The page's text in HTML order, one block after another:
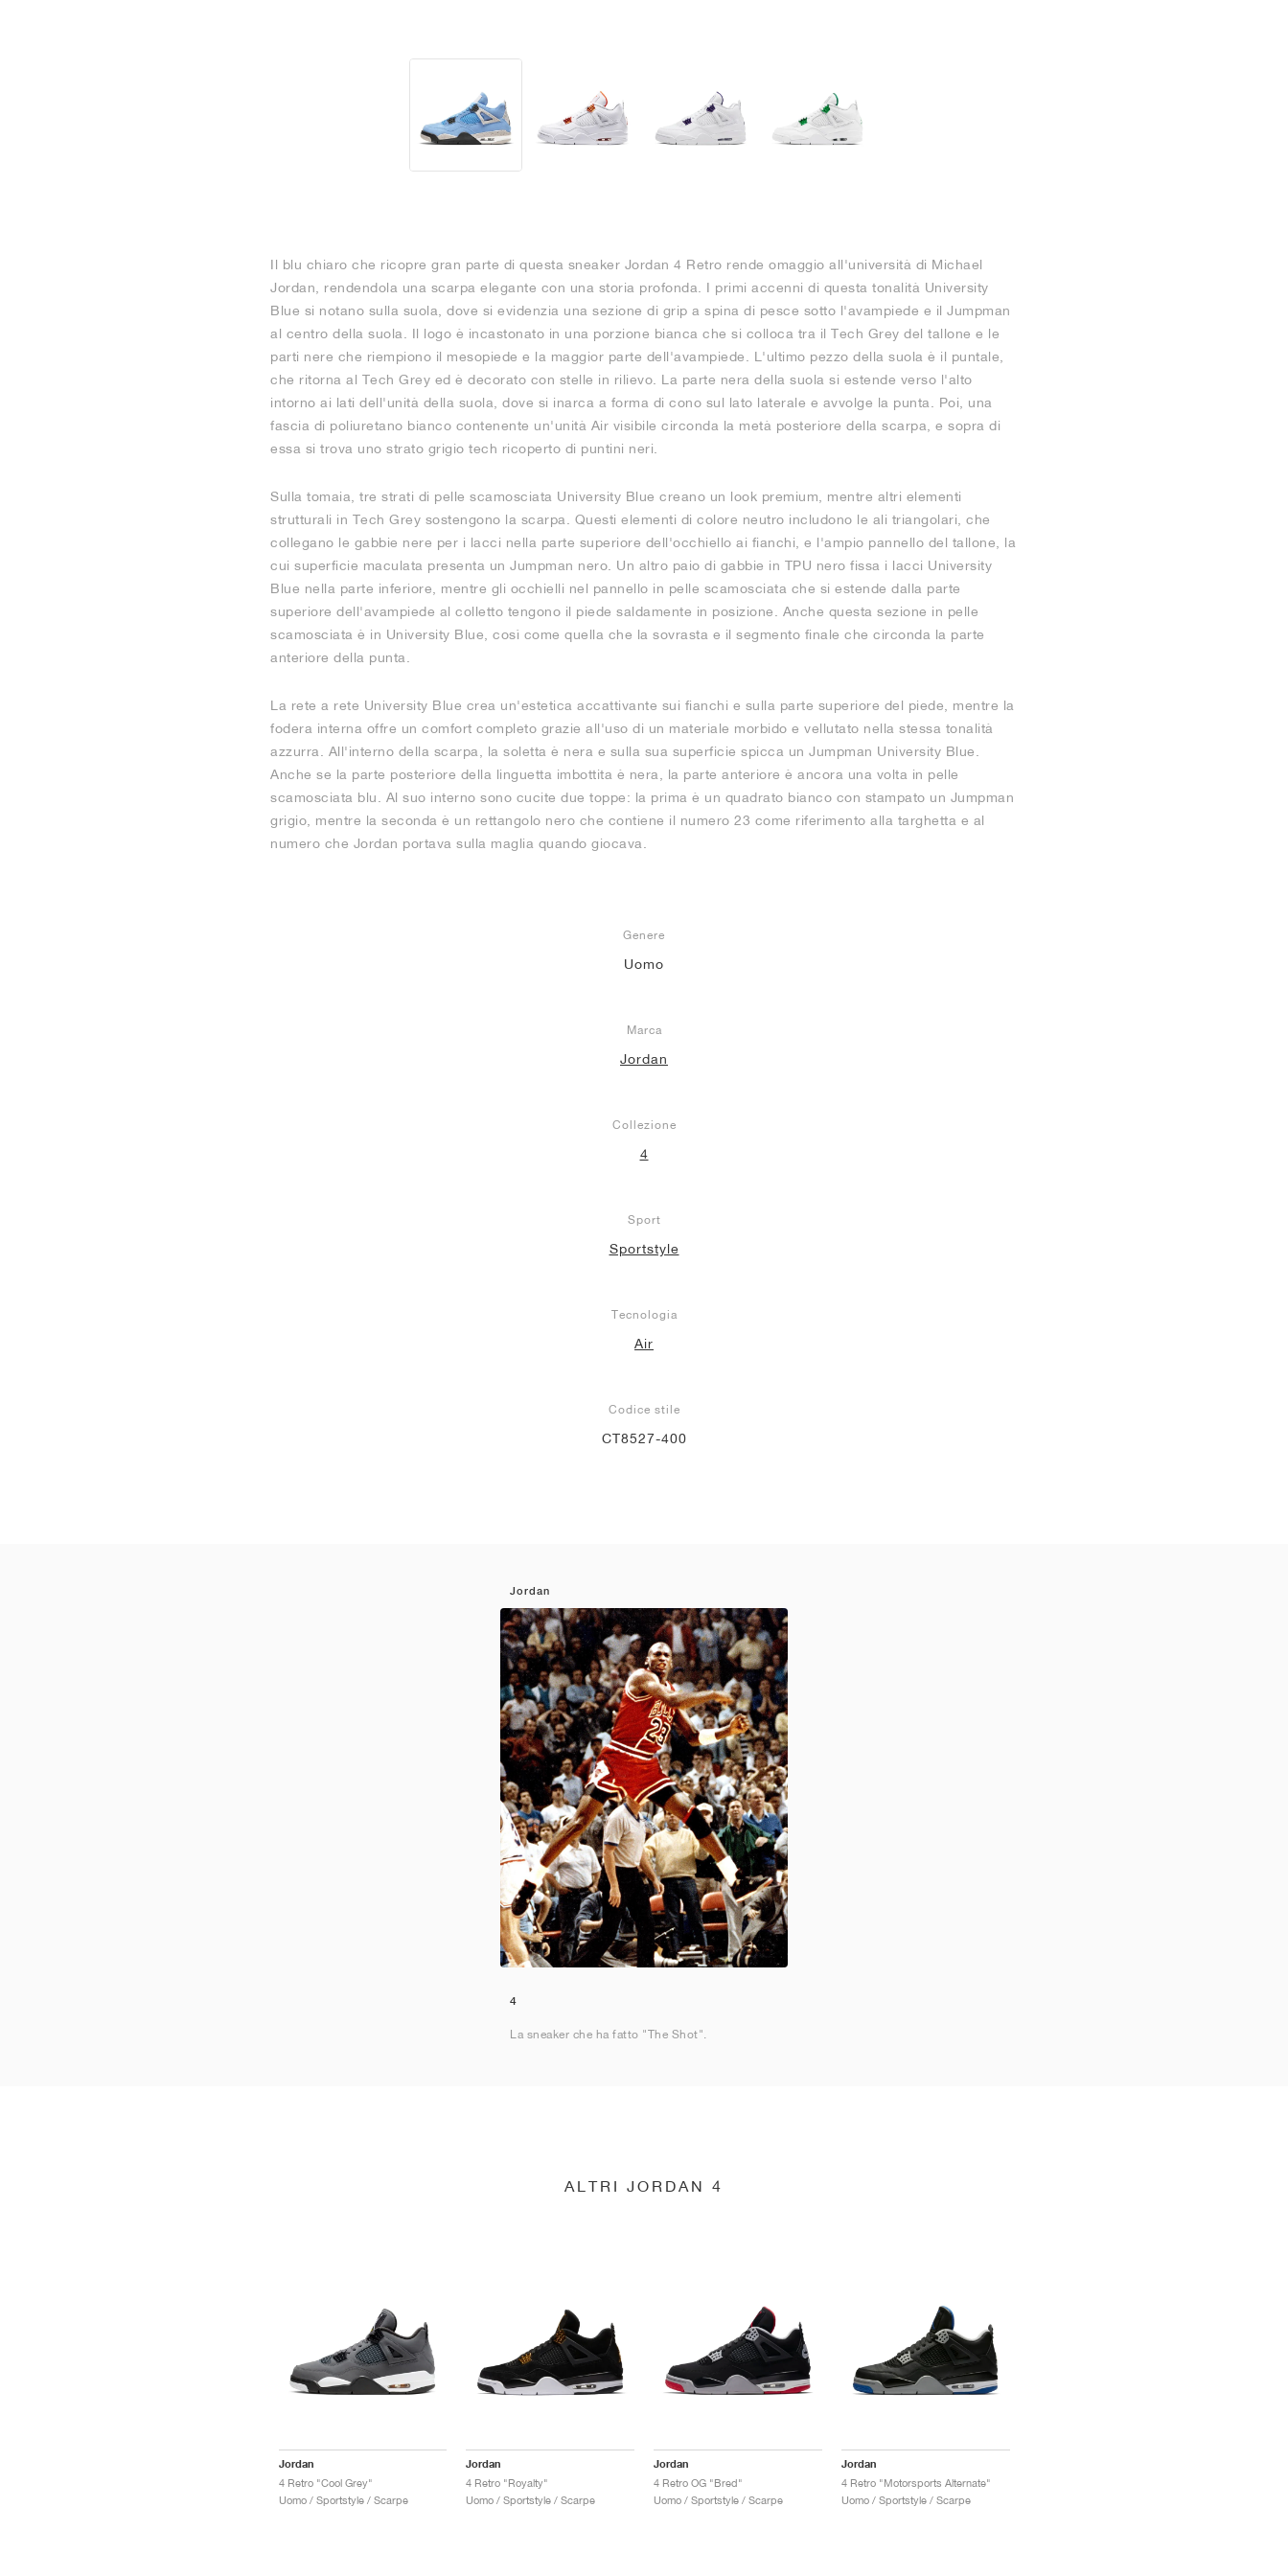
Il blu chiaro che ricopre gran parte di questa sneaker Jordan 4 Retro rende omaggio all'università di Michael
Jordan, rendendola una scarpa elegante con una storia profonda. I primi accenni di questa tonalità University
Blue si notano sulla suola, dove si evidenzia una sezione di grip a spina di pesce sotto l'avampiede e il Jumpman
al centro della suola. Il logo è incastonato in una porzione bianca che si colloca tra il Tech Grey del tallone e le
parti nere che riempiono il mesopiede e la maggior parte dell'avampiede. L'ultimo pezzo della suola è il puntale,
che ritorna al Tech Grey ed è decorato con stelle in rilievo. La parte nera della suola si estende verso l'alto
intorno ai lati dell'unità della suola, dove si inarca a forma di cono sul lato laterale e avvolge la punta. Poi, una
fascia di poliuretano bianco contenente un'unità Air visibile circonda la metà posteriore della scarpa, e sopra di
essa si trova uno strato grigio tech ricoperto di puntini neri.
Sulla tomaia, tre strati di pelle scamosciata University Blue creano un look premium, mentre altri elementi
strutturali in Tech Grey sostengono la scarpa. Questi elementi di colore neutro includono le ali triangolari, che
collegano le gabbie nere per i lacci nella parte superiore dell'occhiello ai fianchi, e l'ampio pannello del tallone, la
cui superficie maculata presenta un Jumpman nero. Un altro paio di gabbie in TPU nero fissa i lacci University
Blue nella parte inferiore, mentre gli occhielli nel pannello in pelle scamosciata che si estende dalla parte
superiore dell'avampiede al colletto tengono il piede saldamente in posizione. Anche questa sezione in pelle
scamosciata è in University Blue, così come quella che la sovrasta e il segmento finale che circonda la parte
anteriore della punta.
La rete a rete University Blue crea un'estetica accattivante sui fianchi e sulla parte superiore del piede, mentre la
fodera interna offre un comfort completo grazie all'uso di un materiale morbido e vellutato nella stessa tonalità
azzurra. All'interno della scarpa, la soletta è nera e sulla sua superficie spicca un Jumpman University Blue.
Anche se la parte posteriore della linguetta imbottita è nera, la parte anteriore è ancora una volta in pelle
scamosciata blu. Al suo interno sono cucite due toppe: la prima è un quadrato bianco con stampato un Jumpman
grigio, mentre la seconda è un rettangolo nero che contiene il numero 23 come riferimento alla targhetta e al
numero che Jordan portava sulla maglia quando giocava.
Genere
Uomo
Marca
Jordan
Collezione
4
Sport
Sportstyle
Tecnologia
Air
Codice stile
CT8527-400
Jordan
4
La sneaker che ha fatto "The Shot".
ALTRI JORDAN 4
Jordan
4 Retro "Cool Grey"
Uomo / Sportstyle / Scarpe
Jordan
4 Retro "Royalty"
Uomo / Sportstyle / Scarpe
Jordan
4 Retro OG "Bred"
Uomo / Sportstyle / Scarpe
Jordan
4 Retro "Motorsports Alternate"
Uomo / Sportstyle / Scarpe